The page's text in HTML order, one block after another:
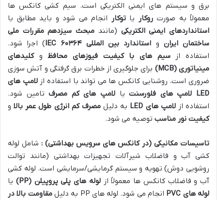
برق و سیستم های ایمنی الکتریکی است. سیم کشی کانکس ها
معمولاً به صورتروکار یاتوکار انجام می شود و باید مطابق با
استانداردهای ایمنی الکتریکی (مانند مبحث سیزدهم مقررات ملی
ساختمان ایران و استاندارد بین المللی IEC۶۰۳۶۴
) اجرا شود.
استفاده ازسیم های با کیفیت فیوزهای محافظوکلیدهای
مینیاتوری(MCB)
برای جلوگیری از خطرات برق گرفتگی و آتش سوزی
ضروری است. روشنایی کانکس ها می تواند با استفاده ازلامپ های
LED لامپ های فلورسنتیا لامپ های کم مصرف تامین شود.
استفاده ازلامپ های به دلیلمصرف کم انرژی طول عمر بالاو
کیفیت نور مناسب توصیه می شود.
تاسیسات مکانیکی (در کانکس های سرویس بهداشتی) : شامل لوله
کشی آب و فاضلاب شیرآلات تجهیزات بهداشتی (مانند توالت
روشویی دوش) تهویه و سیستم گرمایشی/سرمایشی است. لوله کشی
آب و فاضلاب کانکس ها معمولاً ازلوله های پلی پروپیلن (PP)
یا
لوله های
انجام می شود. لوله های PP به دلیل
مقاومت بالا در